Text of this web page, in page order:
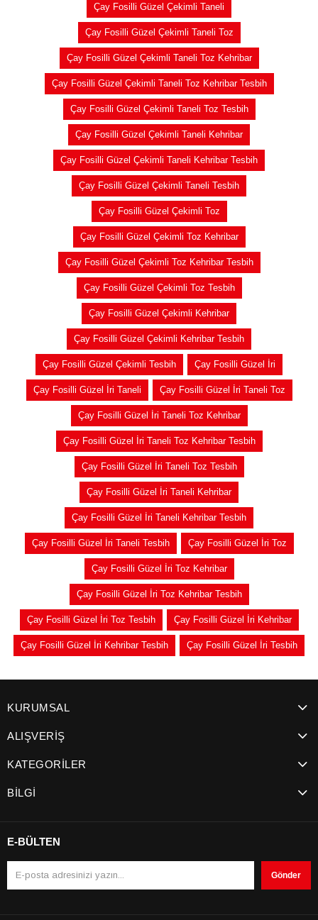
Çay Fosilli Güzel Çekimli Taneli
Çay Fosilli Güzel Çekimli Taneli Toz
Çay Fosilli Güzel Çekimli Taneli Toz Kehribar
Çay Fosilli Güzel Çekimli Taneli Toz Kehribar Tesbih
Çay Fosilli Güzel Çekimli Taneli Toz Tesbih
Çay Fosilli Güzel Çekimli Taneli Kehribar
Çay Fosilli Güzel Çekimli Taneli Kehribar Tesbih
Çay Fosilli Güzel Çekimli Taneli Tesbih
Çay Fosilli Güzel Çekimli Toz
Çay Fosilli Güzel Çekimli Toz Kehribar
Çay Fosilli Güzel Çekimli Toz Kehribar Tesbih
Çay Fosilli Güzel Çekimli Toz Tesbih
Çay Fosilli Güzel Çekimli Kehribar
Çay Fosilli Güzel Çekimli Kehribar Tesbih
Çay Fosilli Güzel Çekimli Tesbih Çay Fosilli Güzel İri
Çay Fosilli Güzel İri Taneli Çay Fosilli Güzel İri Taneli Toz
Çay Fosilli Güzel İri Taneli Toz Kehribar
Çay Fosilli Güzel İri Taneli Toz Kehribar Tesbih
Çay Fosilli Güzel İri Taneli Toz Tesbih
Çay Fosilli Güzel İri Taneli Kehribar
Çay Fosilli Güzel İri Taneli Kehribar Tesbih
Çay Fosilli Güzel İri Taneli Tesbih Çay Fosilli Güzel İri Toz
Çay Fosilli Güzel İri Toz Kehribar
Çay Fosilli Güzel İri Toz Kehribar Tesbih
Çay Fosilli Güzel İri Toz Tesbih Çay Fosilli Güzel İri Kehribar
Çay Fosilli Güzel İri Kehribar Tesbih Çay Fosilli Güzel İri Tesbih
KURUMSAL
ALIŞVERİŞ
KATEGORİLER
BİLGİ
E-BÜLTEN
Gönder